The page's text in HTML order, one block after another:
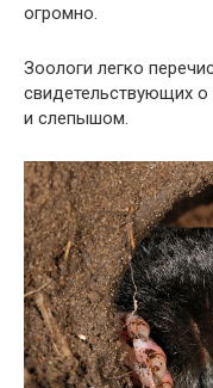
огромно.
Зоологи легко
свидетельствующих
и слепышом.